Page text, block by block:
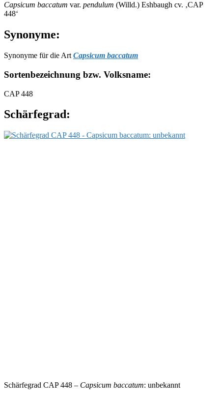
Capsicum baccatum var. pendulum (Willd.) Eshbaugh cv. ‚CAP
448‘
Synonyme:
Synonyme für die Art Capsicum baccatum
Sortenbezeichnung bzw. Volksname:
CAP 448
Schärfegrad:
Schärfegrad CAP 448 – Capsicum baccatum: unbekannt